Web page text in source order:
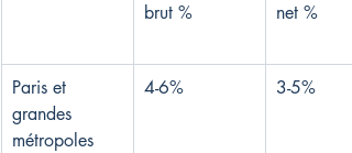
brut %
net %
Paris et
grandes
métropoles
4-6% 3-5%